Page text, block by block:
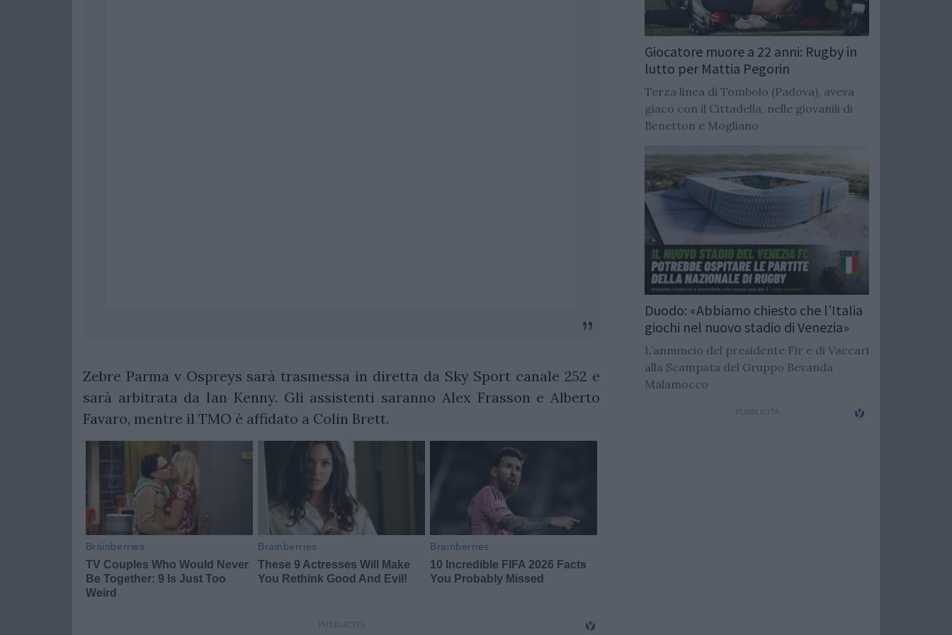
Zebre Parma v Ospreys sarà trasmessa in diretta da Sky Sport canale 252 e
sarà arbitrata da Ian Kenny. Gli assistenti saranno Alex Frasson e Alberto
Favaro, mentre il TMO è affidato a Colin Brett.
Giocatore muore a 22 anni: Rugby in
lutto per Mattia Pegorin
Terza linea di Tombolo (Padova), aveva
giaco con il Cittadella, nelle giovanili di
Benetton e Mogliano
Duodo: «Abbiamo chiesto che l’Italia
giochi nel nuovo stadio di Venezia»
L’annuncio del presidente Fir e di Vaccari
alla Scampata del Gruppo Bevanda
Malamocco